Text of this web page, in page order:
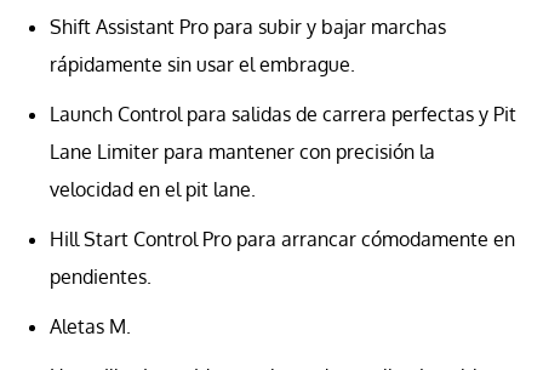
Shift Assistant Pro para subir y bajar marchas
rápidamente sin usar el embrague.
Launch Control para salidas de carrera perfectas y Pit
Lane Limiter para mantener con precisión la
velocidad en el pit lane.
Hill Start Control Pro para arrancar cómodamente en
pendientes.
Aletas M.